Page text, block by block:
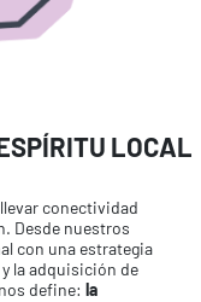
LOCAL
conectividad
Desde nuestros
con una estrategia
la adquisición de
define: la